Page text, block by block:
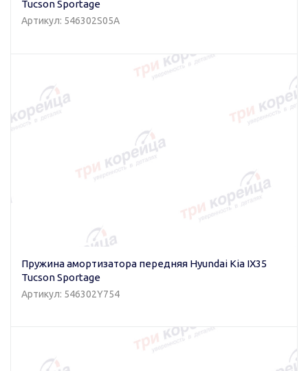
Tucson Sportage
Артикул: 546302S05A
Пружина амортизатора передняя Hyundai Kia IX35
Tucson Sportage
Артикул: 546302Y754